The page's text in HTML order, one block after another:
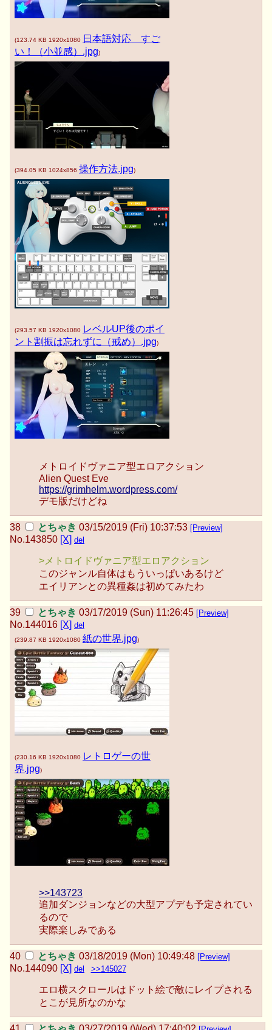
(123.74 KB 1920x1080 日本語対応 すご
い！（小並感）.jpg)
(394.05 KB 1024x856 操作方法.jpg)
(293.57 KB 1920x1080 レベルUP後のポイ
ント割振は忘れずに（戒め）.jpg)
メトロイドヴァニア型エロアクション
Alien Quest Eve
https://grimhelm.wordpress.com/
デモ版だけどね
とちゃき 03/15/2019 (Fri) 10:37:53 [Preview]
No.143850 [X] del
>メトロイドヴァニア型エロアクション
このジャンル自体はもういっぱいあるけど
エイリアンとの異種姦は初めてみたわ
とちゃき 03/17/2019 (Sun) 11:26:45 [Preview]
No.144016 [X] del
(239.87 KB 1920x1080 紙の世界.jpg)
(230.16 KB 1920x1080 レトロゲーの世
界.jpg)
>>143723
追加ダンジョンなどの大型アプデも予定されてい
るので
実際楽しみである
とちゃき 03/18/2019 (Mon) 10:49:48 [Preview]
No.144090 [X] del >>145027
エロ横スクロールはドット絵で敵にレイプされる
とこが見所なのかな